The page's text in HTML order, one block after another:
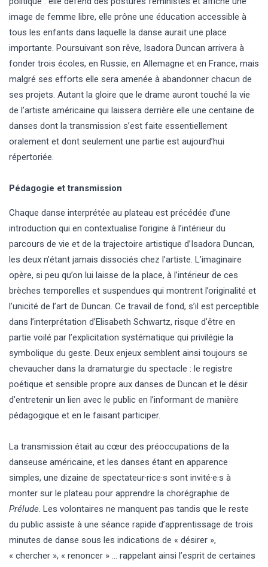
image de femme libre, elle prône une éducation accessible à
tous les enfants dans laquelle la danse aurait une place
importante. Poursuivant son rêve, Isadora Duncan arrivera à
fonder trois écoles, en Russie, en Allemagne et en France, mais
malgré ses efforts elle sera amenée à abandonner chacun de
ses projets. Autant la gloire que le drame auront touché la vie
de l’artiste américaine qui laissera derrière elle une centaine de
danses dont la transmission s’est faite essentiellement
oralement et dont seulement une partie est aujourd’hui
répertoriée.
Pédagogie et transmission
Chaque danse interprétée au plateau est précédée d’une
introduction qui en contextualise l’origine à l’intérieur du
parcours de vie et de la trajectoire artistique d’Isadora Duncan,
les deux n’étant jamais dissociés chez l’artiste. L’imaginaire
opère, si peu qu’on lui laisse de la place, à l’intérieur de ces
brèches temporelles et suspendues qui montrent l’originalité et
l’unicité de l’art de Duncan. Ce travail de fond, s’il est perceptible
dans l’interprétation d’Elisabeth Schwartz, risque d’être en
partie voilé par l’explicitation systématique qui privilégie la
symbolique du geste. Deux enjeux semblent ainsi toujours se
chevaucher dans la dramaturgie du spectacle : le registre
poétique et sensible propre aux danses de Duncan et le désir
d’entretenir un lien avec le public en l’informant de manière
pédagogique et en le faisant participer.
La transmission était au cœur des préoccupations de la
danseuse américaine, et les danses étant en apparence
simples, une dizaine de spectateur·rice·s sont invité·e·s à
monter sur le plateau pour apprendre la chorégraphie de
Prélude. Les volontaires ne manquent pas tandis que le reste
du public assiste à une séance rapide d’apprentissage de trois
minutes de danse sous les indications de « désirer »,
« chercher », « renoncer » … rappelant ainsi l’esprit de certaines